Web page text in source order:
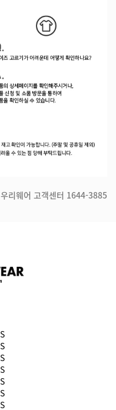
우리웨어 고객센터 1644-3885